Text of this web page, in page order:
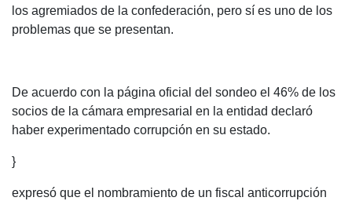
los agremiados de la confederación, pero sí es uno de los
problemas que se presentan.
De acuerdo con la página oficial del sondeo el 46% de los
socios de la cámara empresarial en la entidad declaró
haber experimentado corrupción en su estado.
}
expresó que el nombramiento de un fiscal anticorrupción